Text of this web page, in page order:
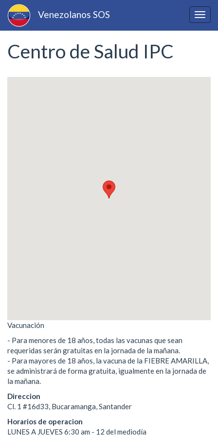
Pasar
contenido
Venezolanos SOS
Centro de Salud IPC
Vacunación
- Para menores de 18 años, todas las vacunas que sean
requeridas serán gratuitas en la jornada de la mañana.
- Para mayores de 18 años, la vacuna de la FIEBRE AMARILLA,
se administrará de forma gratuita, igualmente en la jornada de
la mañana.
Direccion
Cl. 1 #16d33, Bucaramanga, Santander
Horarios de operacion
LUNES A JUEVES 6:30 am - 12 del mediodía